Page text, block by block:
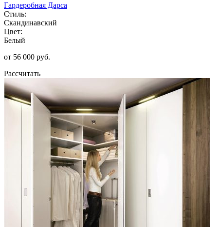
Гардеробная Дарса
Стиль:
Скандинавский
Цвет:
Белый
от 56 000 руб.
Рассчитать